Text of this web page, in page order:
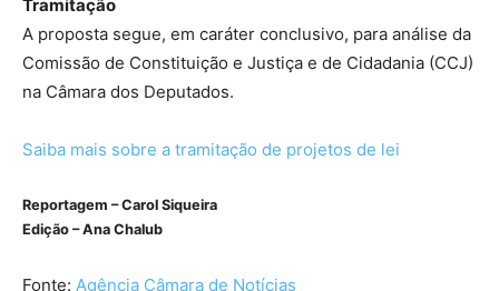
Tramitação
A proposta segue, em caráter conclusivo, para análise da
Comissão de Constituição e Justiça e de Cidadania (CCJ)
na Câmara dos Deputados.
Saiba mais sobre a tramitação de projetos de lei
Reportagem – Carol Siqueira
Edição – Ana Chalub
Fonte: Agência Câmara de Notícias